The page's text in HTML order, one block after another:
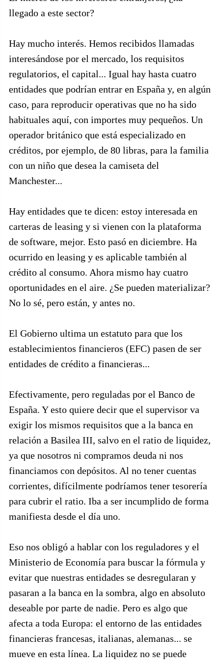
llegado a este sector?
Hay mucho interés. Hemos recibidos llamadas
interesándose por el mercado, los requisitos
regulatorios, el capital... Igual hay hasta cuatro
entidades que podrían entrar en España y, en algún
caso, para reproducir operativas que no ha sido
habituales aquí, con importes muy pequeños. Un
operador británico que está especializado en
créditos, por ejemplo, de 80 libras, para la familia
con un niño que desea la camiseta del
Manchester...
Hay entidades que te dicen: estoy interesada en
carteras de leasing y si vienen con la plataforma
de software, mejor. Esto pasó en diciembre. Ha
ocurrido en leasing y es aplicable también al
crédito al consumo. Ahora mismo hay cuatro
oportunidades en el aire. ¿Se pueden materializar?
No lo sé, pero están, y antes no.
El Gobierno ultima un estatuto para que los
establecimientos financieros (EFC) pasen de ser
entidades de crédito a financieras...
Efectivamente, pero reguladas por el Banco de
España. Y esto quiere decir que el supervisor va
exigir los mismos requisitos que a la banca en
relación a Basilea III, salvo en el ratio de liquidez,
ya que nosotros ni compramos deuda ni nos
financiamos con depósitos. Al no tener cuentas
corrientes, difícilmente podríamos tener tesorería
para cubrir el ratio. Iba a ser incumplido de forma
manifiesta desde el día uno.
Eso nos obligó a hablar con los reguladores y el
Ministerio de Economía para buscar la fórmula y
evitar que nuestras entidades se desregularan y
pasaran a la banca en la sombra, algo en absoluto
deseable por parte de nadie. Pero es algo que
afecta a toda Europa: el entorno de las entidades
financieras francesas, italianas, alemanas... se
mueve en esta línea. La liquidez no se puede